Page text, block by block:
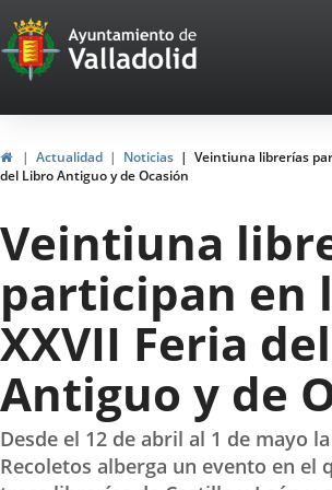
Portal
Web
del
Ayuntamiento
de
Valladolid
InicioActualidad Noticias
Veintiuna librerías
del Libro Antiguo y de Ocasión
Veintiuna
participan en
XXVII Feria
Antiguo y de
Desde el 12 de abril al 1 de mayo
Recoletos alberga un evento en el